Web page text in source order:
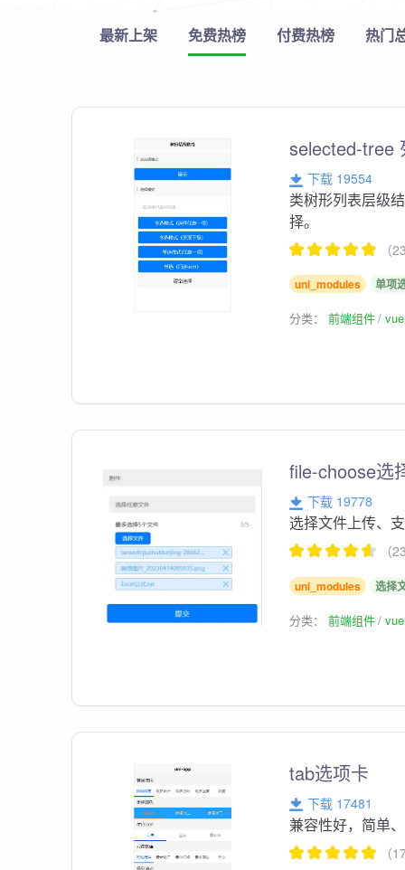
最新上架 免费热榜 付费热榜 热门
selected-tree
下载 19554
类树形列表层级
择。
（
uni_modules 单项
分类：前端组件
file-choose选
下载 19778
选择文件上传、
（
uni_modules 选择
分类：前端组件
tab选项卡
下载 17481
兼容性好，简单
（